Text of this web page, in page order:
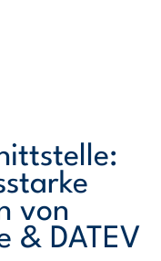
von
& DATEV